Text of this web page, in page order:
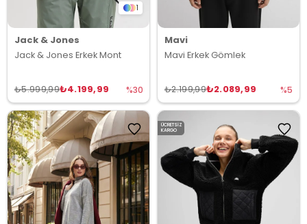
1
Jack & Jones
Jack & Jones Erkek Mont
₺4.199,99
₺5.999,99 %30
Mavi
Mavi Erkek Gömlek
₺2.089,99
₺2.199,99 %5
ÜCRETSIZ
KARGO